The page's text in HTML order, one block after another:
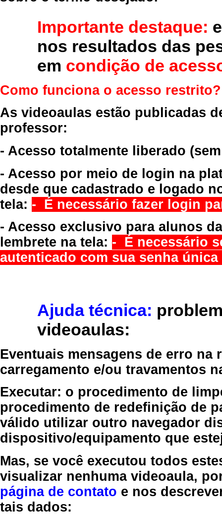
Importante destaque:
nos resultados das
em condição de
Como funciona o acesso restrito?
As videoaulas estão publicadas
professor:
- Acesso totalmente liberado
- Acesso por meio de login na
desde que cadastrado e logado
tela: - É necessário fazer login
- Acesso exclusivo para alunos
lembrete na tela: - É necessário
autenticado com sua senha
Ajuda técnica:
videoaulas:
Eventuais mensagens de erro
carregamento e/ou travamentos
Executar: o procedimento de
procedimento de redefinição de
válido utilizar outro navegador
dispositivo/equipamento que
Mas, se você executou todos
visualizar nenhuma videoaula,
página de contato e nos
tais dados: